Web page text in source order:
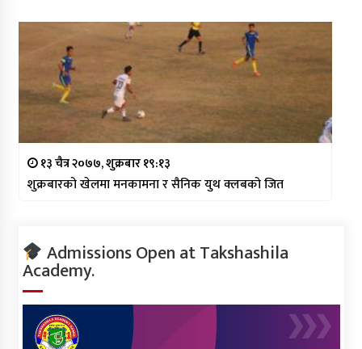
१३ चैत्र २०७७, शुक्रबार १९:१३
शुक्रबारको खेलमा मनकामना र सैनिक युथ क्लबको जित
Admissions Open at Takshashila
Academy.